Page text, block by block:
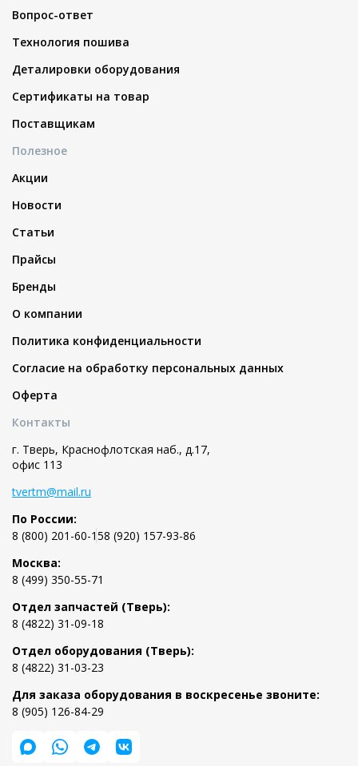
Вопрос-ответ
Технология пошива
Деталировки оборудования
Сертификаты на товар
Поставщикам
Полезное
Акции
Новости
Статьи
Прайсы
Бренды
О компании
Политика конфиденциальности
Согласие на обработку персональных данных
Оферта
Контакты
г. Тверь, Краснофлотская наб., д.17,
офис 113
tvertm@mail.ru
По России:
8 (800) 201-60-158 (920) 157-93-86
Москва:
8 (499) 350-55-71
Отдел запчастей (Тверь):
8 (4822) 31-09-18
Отдел оборудования (Тверь):
8 (4822) 31-03-23
Для заказа оборудования в воскресенье звоните:
8 (905) 126-84-29